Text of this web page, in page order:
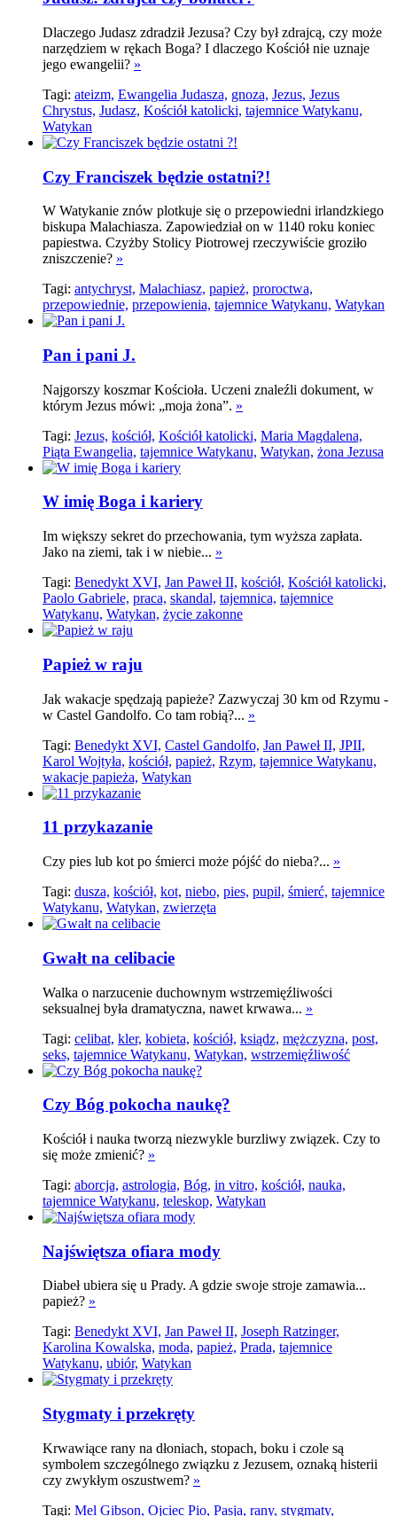
Dlaczego Judasz zdradził Jezusa? Czy był zdrajcą, czy może
narzędziem w rękach Boga? I dlaczego Kościół nie uznaje
jego ewangelii? »
Tagi: ateizm, Ewangelia Judasza, gnoza, Jezus, Jezus
Chrystus, Judasz, Kościół katolicki, tajemnice Watykanu,
Watykan
Czy Franciszek będzie ostatni?!
W Watykanie znów plotkuje się o przepowiedni irlandzkiego
biskupa Malachiasza. Zapowiedział on w 1140 roku koniec
papiestwa. Czyżby Stolicy Piotrowej rzeczywiście groziło
zniszczenie? »
Tagi: antychryst, Malachiasz, papież, proroctwa,
przepowiednie, przepowienia, tajemnice Watykanu, Watykan
Pan i pani J.
Najgorszy koszmar Kościoła. Uczeni znaleźli dokument, w
którym Jezus mówi: „moja żona”. »
Tagi: Jezus, kościół, Kościół katolicki, Maria Magdalena,
Piąta Ewangelia, tajemnice Watykanu, Watykan, żona Jezusa
W imię Boga i kariery
Im większy sekret do przechowania, tym wyższa zapłata.
Jako na ziemi, tak i w niebie... »
Tagi: Benedykt XVI, Jan Paweł II, kościół, Kościół katolicki,
Paolo Gabriele, praca, skandal, tajemnica, tajemnice
Watykanu, Watykan, życie zakonne
Papież w raju
Jak wakacje spędzają papieże? Zazwyczaj 30 km od Rzymu -
w Castel Gandolfo. Co tam robią?... »
Tagi: Benedykt XVI, Castel Gandolfo, Jan Paweł II, JPII,
Karol Wojtyła, kościół, papież, Rzym, tajemnice Watykanu,
wakacje papieża, Watykan
11 przykazanie
Czy pies lub kot po śmierci może pójść do nieba?... »
Tagi: dusza, kościół, kot, niebo, pies, pupil, śmierć, tajemnice
Watykanu, Watykan, zwierzęta
Gwałt na celibacie
Walka o narzucenie duchownym wstrzemięźliwości
seksualnej była dramatyczna, nawet krwawa... »
Tagi: celibat, kler, kobieta, kościół, ksiądz, mężczyzna, post,
seks, tajemnice Watykanu, Watykan, wstrzemięźliwość
Czy Bóg pokocha naukę?
Kościół i nauka tworzą niezwykle burzliwy związek. Czy to
się może zmienić? »
Tagi: aborcja, astrologia, Bóg, in vitro, kościół, nauka,
tajemnice Watykanu, teleskop, Watykan
Najświętsza ofiara mody
Diabeł ubiera się u Prady. A gdzie swoje stroje zamawia...
papież? »
Tagi: Benedykt XVI, Jan Paweł II, Joseph Ratzinger,
Karolina Kowalska, moda, papież, Prada, tajemnice
Watykanu, ubiór, Watykan
Stygmaty i przekręty
Krwawiące rany na dłoniach, stopach, boku i czole są
symbolem szczególnego związku z Jezusem, oznaką histerii
czy zwykłym oszustwem? »
Tagi: Mel Gibson, Ojciec Pio, Pasja, rany, stygmaty,